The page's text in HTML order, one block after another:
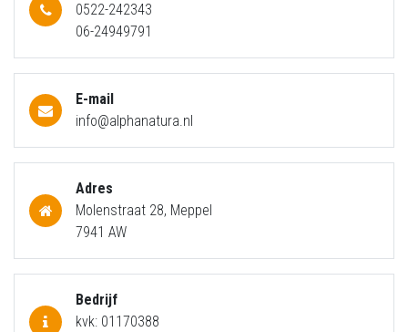
0522-242343
06-24949791
E-mail
info@alphanatura.nl
Adres
Molenstraat 28, Meppel
7941 AW
Bedrijf
kvk: 01170388